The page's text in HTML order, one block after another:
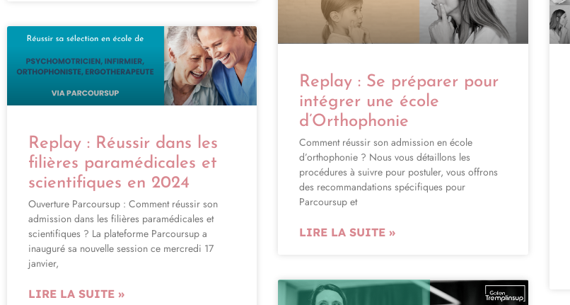
Replay : Réussir dans les
filières paramédicales et
scientifiques en 2024
Ouverture Parcoursup : Comment réussir son
admission dans les filières paramédicales et
scientifiques ? La plateforme Parcoursup a
inauguré sa nouvelle session ce mercredi 17
janvier,
LIRE LA SUITE »
Replay : Se préparer pour
intégrer une école
d’Orthophonie
Comment réussir son admission en école
d’orthophonie ? Nous vous détaillons les
procédures à suivre pour postuler, vous offrons
des recommandations spécifiques pour
Parcoursup et
LIRE LA SUITE »